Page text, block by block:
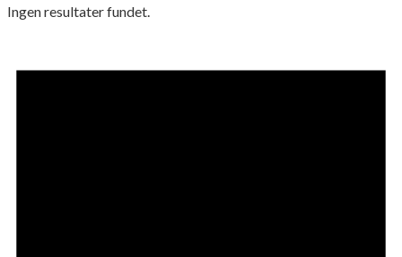
Ingen resultater fundet.